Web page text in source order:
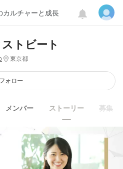
カルチャーと成長
トビート
東京都
フォロー
メンバー ストーリー 募集